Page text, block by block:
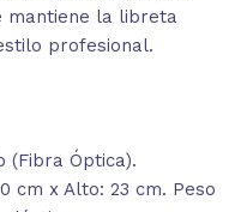
mantiene la libreta
profesional.
(Fibra Óptica).
cm x Alto: 23 cm. Peso